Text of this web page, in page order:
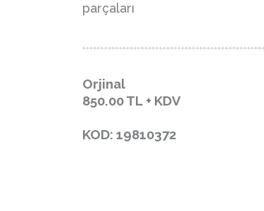
parçaları
Orjinal
850.00TL + KDV
KOD: 19810372